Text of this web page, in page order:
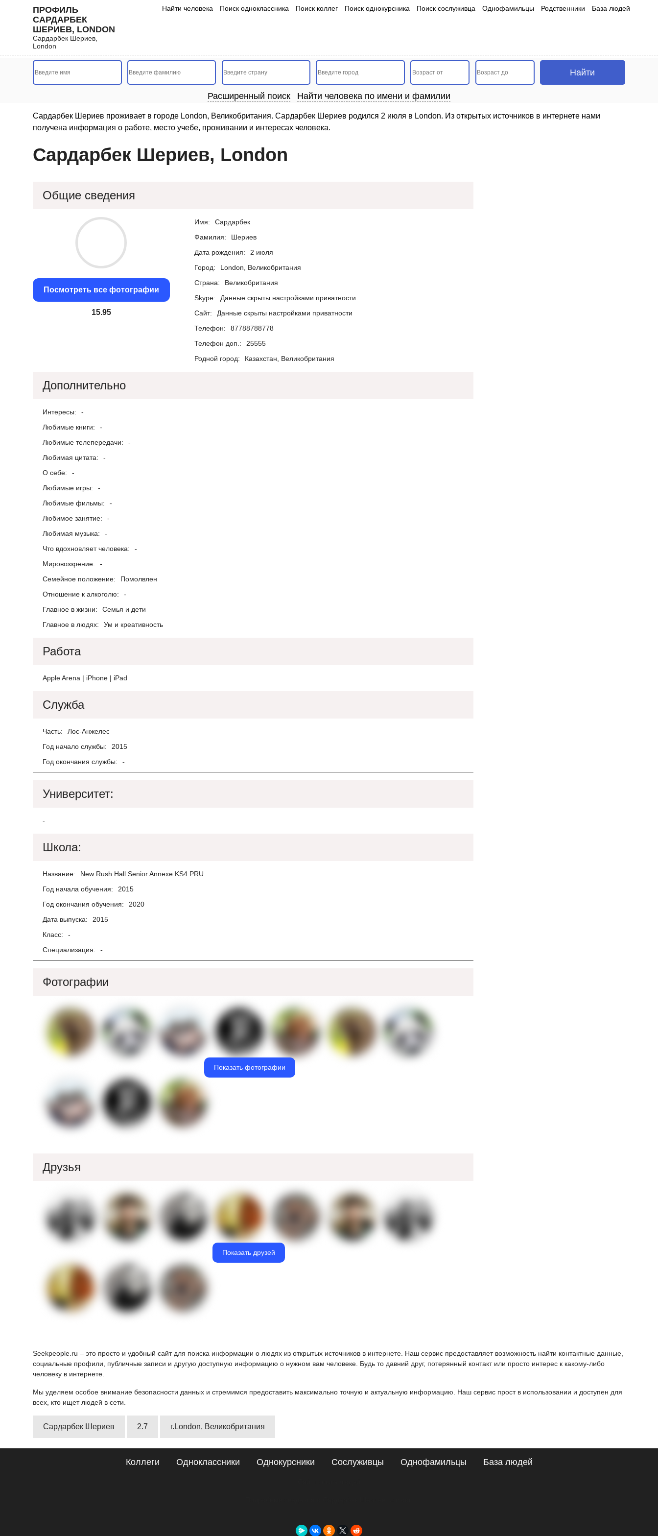
ПРОФИЛЬ
САРДАРБЕК
ШЕРИЕВ, LONDON
Сардарбек Шериев,
London
Найти человека Поиск одноклассника Поиск коллег Поиск однокурсника Поиск сослуживца Однофамильцы Родственники База людей
Расширенный поиск Найти человека по имени и фамилии
Сардарбек Шериев проживает в городе London, Великобритания. Сардарбек Шериев родился 2 июля в London. Из открытых источников в интернете нами
получена информация о работе, место учебе, проживании и интересах человека.
Сардарбек Шериев, London
Общие сведения
Посмотреть все фотографии
15.35
Имя:
Сардарбек
Фамилия:
Шериев
Дата рождения:
2 июля
Город:
London, Великобритания
Страна:
Великобритания
Skype:
Данные скрыты настройками приватности
Сайт:
Данные скрыты настройками приватности
Телефон:
87788788778
Телефон доп.:
25555
Родной город:
Казахстан, Великобритания
Дополнительно
Интересы:
-
Любимые книги:
-
Любимые телепередачи:
-
Любимая цитата:
-
О себе:
-
Любимые игры:
-
Любимые фильмы:
-
Любимое занятие:
-
Любимая музыка:
-
Что вдохновляет человека:
-
Мировоззрение:
-
Семейное положение:
Помолвлен
Отношение к алкоголю:
-
Главное в жизни:
Семья и дети
Главное в людях:
Ум и креативность
Работа
Apple Arena | iPhone | iPad
Служба
Часть:
Лос-Анжелес
Год начало службы:
2015
Год окончания службы:
-
Университет:
-
Школа:
Название:
New Rush Hall Senior Annexe KS4 PRU
Год начала обучения:
2015
Год окончания обучения:
2020
Дата выпуска:
2015
Класс:
-
Специализация:
-
Фотографии
Показать фотографии
Друзья
Показать друзей
Seekpeople.ru – это просто и удобный сайт для поиска информации о людях из открытых источников в интернете. Наш сервис предоставляет возможность найти контактные данные,
социальные профили, публичные записи и другую доступную информацию о нужном вам человеке. Будь то давний друг, потерянный контакт или просто интерес к какому-либо
человеку в интернете.
Мы уделяем особое внимание безопасности данных и стремимся предоставить максимально точную и актуальную информацию. Наш сервис прост в использовании и доступен для
всех, кто ищет людей в сети.
Сардарбек Шериев 2.7 г.London, Великобритания
Коллеги Одноклассники Однокурсники Сослуживцы Однофамильцы База людей